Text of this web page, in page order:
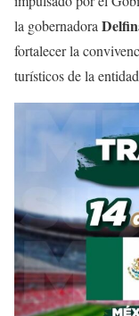
la gobernadora
fortalecer la
turísticos de la